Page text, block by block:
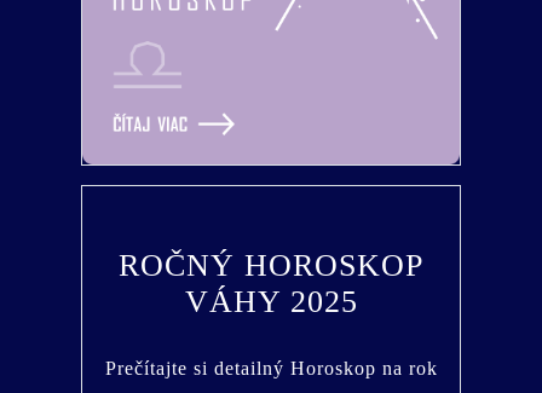
ROČNÝ HOROSKOP
VÁHY 2025
Prečítajte si detailný Horoskop na rok